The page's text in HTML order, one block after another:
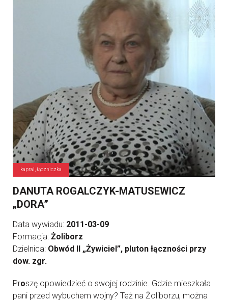
kapral, łączniczka
DANUTA ROGALCZYK-MATUSEWICZ
„DORA”
Data wywiadu: 2011-03-09
Formacja: Żoliborz
Dzielnica: Obwód II „Żywiciel”, pluton łączności przy
dow. zgr.
Proszę opowiedzieć o swojej rodzinie. Gdzie mieszkała
pani przed wybuchem wojny? Też na Żoliborzu, można